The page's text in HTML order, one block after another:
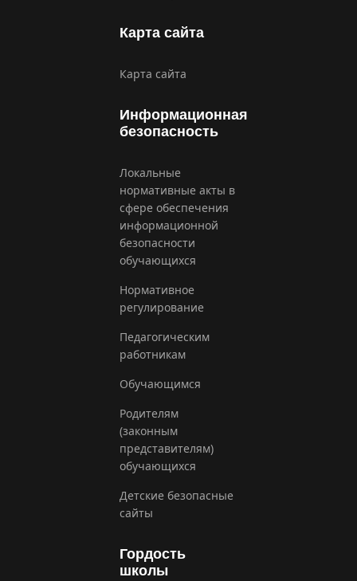
Карта сайта
Карта сайта
Информационная
безопасность
Локальные
нормативные акты в
сфере обеспечения
информационной
безопасности
обучающихся
Нормативное
регулирование
Педагогическим
работникам
Обучающимся
Родителям
(законным
представителям)
обучающихся
Детские безопасные
сайты
Гордость
школы